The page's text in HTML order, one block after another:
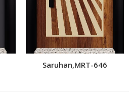
Saruhan,MRT-646